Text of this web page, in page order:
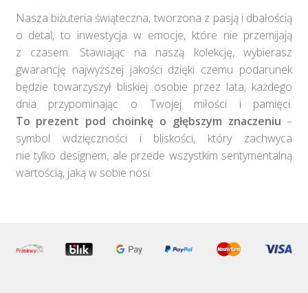
Nasza biżuteria świąteczna, tworzona z pasją i dbałością
o detal, to inwestycja w emocje, które nie przemijają
z czasem. Stawiając na naszą kolekcję, wybierasz
gwarancję najwyższej jakości dzięki czemu podarunek
będzie towarzyszył bliskiej osobie przez lata, każdego
dnia przypominając o Twojej miłości i pamięci.
To prezent pod choinkę o głębszym znaczeniu –
symbol wdzięczności i bliskości, który zachwyca
nie tylko designem, ale przede wszystkim sentymentalną
wartością, jaką w sobie nosi.